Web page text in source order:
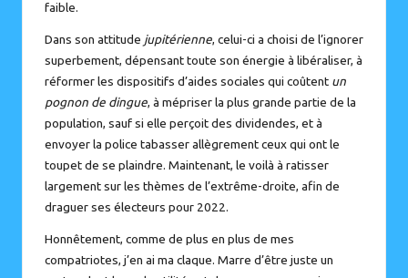
faible.
Dans son attitude jupitérienne, celui-ci a choisi de l’ignorer
superbement, dépensant toute son énergie à libéraliser, à
réformer les dispositifs d’aides sociales qui coûtent un
pognon de dingue, à mépriser la plus grande partie de la
population, sauf si elle perçoit des dividendes, et à
envoyer la police tabasser allègrement ceux qui ont le
toupet de se plaindre. Maintenant, le voilà à ratisser
largement sur les thèmes de l’extrême-droite, afin de
draguer ses électeurs pour 2022.
Honnêtement, comme de plus en plus de mes
compatriotes, j’en ai ma claque. Marre d’être juste un